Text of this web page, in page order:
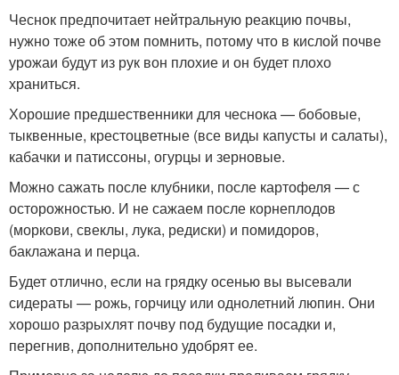
Чеснок предпочитает нейтральную реакцию почвы,
нужно тоже об этом помнить, потому что в кислой почве
урожаи будут из рук вон плохие и он будет плохо
храниться.
Хорошие предшественники для чеснока — бобовые,
тыквенные, крестоцветные (все виды капусты и салаты),
кабачки и патиссоны, огурцы и зерновые.
Можно сажать после клубники, после картофеля — с
осторожностью. И не сажаем после корнеплодов
(моркови, свеклы, лука, редиски) и помидоров,
баклажана и перца.
Будет отлично, если на грядку осенью вы высевали
сидераты — рожь, горчицу или однолетний люпин. Они
хорошо разрыхлят почву под будущие посадки и,
перегнив, дополнительно удобрят ее.